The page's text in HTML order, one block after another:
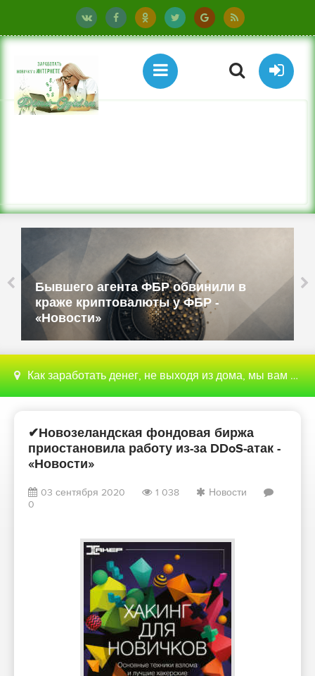
Бывшего агента ФБР обвинили в
краже криптовалюты у ФБР -
«Новости»
Как заработать денег, не выходя из дома, мы вам поможем с этим разобраться
✔Новозеландская фондовая биржа
приостановила работу из-за DDoS-атак -
«Новости»
03 сентября 2020 1 038
Новости
0